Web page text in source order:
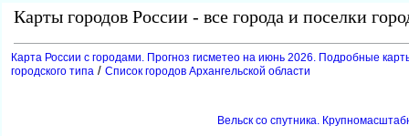
Карты городов России - все города и поселки
Карта России с городами. Прогноз гисметео на июнь 2026. Подробные
ородского типа / Список городов Архангельской области
ельск со спутника.